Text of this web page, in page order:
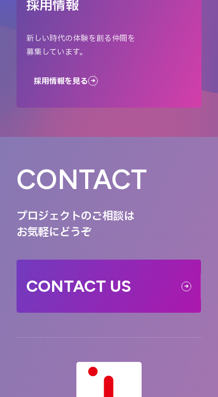
採用情報
新しい時代の体験を創る仲間を
募集しています。
採用情報を見る
CONTACT
プロジェクトのご相談は
お気軽にどうぞ
CONTACT US